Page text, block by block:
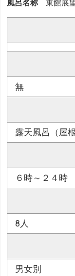
風呂名称 東館展
無
露天風呂（屋
６時～２４時
8人
男女別